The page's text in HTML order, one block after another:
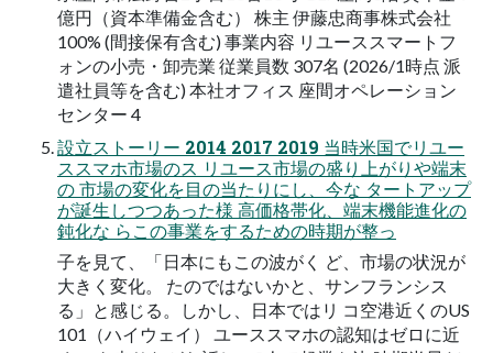
億円（資本準備金含む） 株主 伊藤忠商事株式会社
100% (間接保有含む) 事業内容 リユーススマートフ
ォンの小売・卸売業 従業員数 307名 (2026/1時点 派
遣社員等を含む) 本社オフィス 座間オペレーション
センター 4
設立ストーリー 2014 2017 2019 当時米国でリユー
ススマホ市場のス リユース市場の盛り上がりや端末
の 市場の変化を目の当たりにし、今な タートアップ
が誕生しつつあった様 高価格帯化、端末機能進化の
鈍化な らこの事業をするための時期が整っ
子を見て、「日本にもこの波がく ど、市場の状況が
大きく変化。 たのではないかと、サンフランシス
る」と感じる。しかし、日本ではリ コ空港近くのUS
101（ハイウェイ） ユーススマホの認知はゼロに近